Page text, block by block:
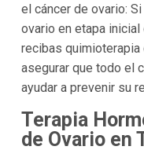
el cáncer de ovario:
ovario en etapa
recibas
asegurar que todo el
ayudar a prevenir su
Terapia
de Ovario en